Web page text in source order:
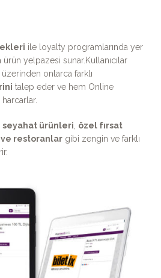
ile loyalty programlarında yer
yelpazesi sunar.Kullanıcılar
onlarca farklı
talep eder ve hem Online
seyahat ürünleri özel fırsat
restoranlargibi zengin ve farklı